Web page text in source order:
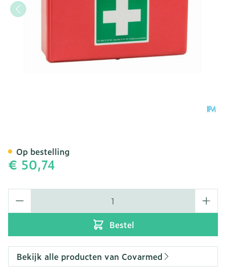
€ 50,74
Bestel
Op bestelling
Bekijk alle producten van Covarmed